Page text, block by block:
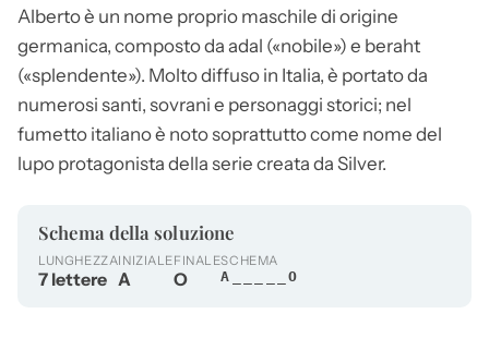
Albertoè un nome proprio maschile di origine
germanica, composto da adal («nobile») e beraht
(«splendente»). Molto diffuso in Italia, è portato da
numerosi santi, sovrani e personaggi storici; nel
fumetto italiano è noto soprattutto come nome del
lupo protagonista della serie creata da Silver.
Schema della soluzione
LUNGHEZZA
7 lettere
INIZIALE
A
FINALE
O
SCHEMA
A_____O